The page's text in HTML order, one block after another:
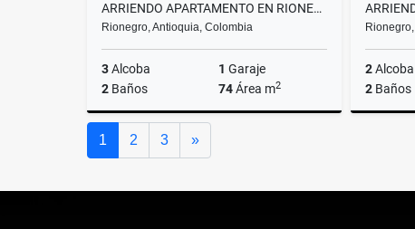
ARRIENDO APARTAMENTO EN RIONEGRO, SAN ANTONIO
Rionegro, Antioquia, Colombia
3Alcoba 1 Garaje
2 Baños 74Área m2
2Alcoba
2Baños
1 2 3 »Siguiente